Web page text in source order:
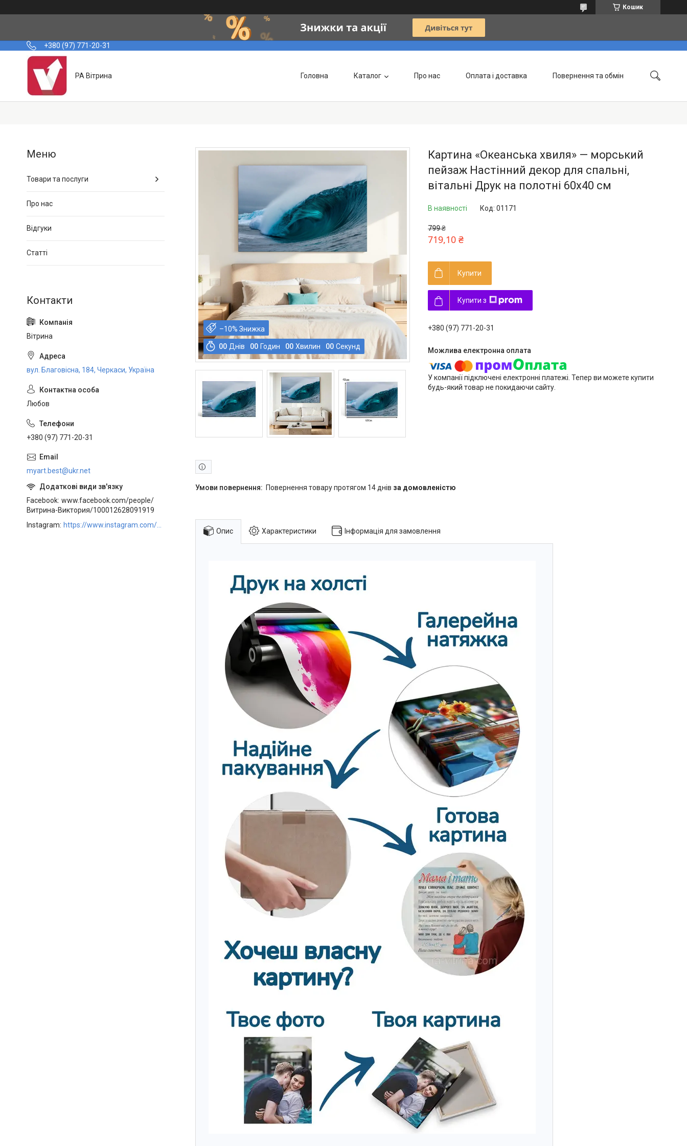
Кошик
+380 (97) 771-20-31
РА Вітрина Головна Каталог Про нас Оплата і доставка Повернення та обмін
–10%
00 Днів 00 Годин 00 Хвилин 00 Секунд
Картина «Океанська хвиля» — морський
пейзаж Настінний декор для спальні,
вітальні Друк на полотні 60х40 см
В наявності Код: 01171
799 ₴
719,10 ₴
Купити
Купити з
+380 (97) 771-20-31
У компанії підключені електронні платежі. Тепер ви можете купити
будь-який товар не покидаючи сайту.
повернення товару протягом 14 днів за домовленістю
Опис Характеристики Інформація для замовлення
Товари та послуги
Про нас
Відгуки
Статті
Вітрина
вул. Благовісна, 184, Черкаси, Україна
Любов
+380 (97) 771-20-31
myart.best@ukr.net
Facebook www.facebook.com/people/
Витрина-Виктория/100012628091919
Instagram